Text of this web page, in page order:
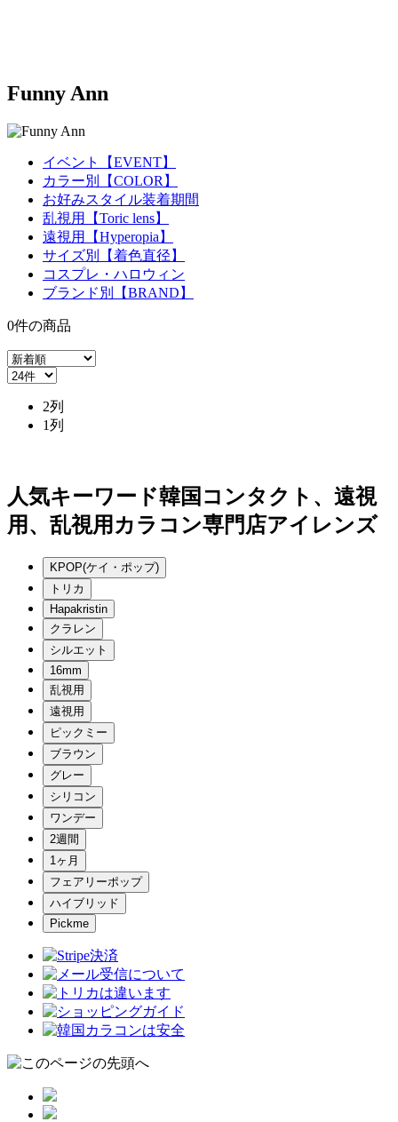
Funny Ann
イベント【EVENT】
カラー別【COLOR】
お好みスタイル装着期間
乱視用【Toric lens】
遠視用【Hyperopia】
サイズ別【着色直径】
コスプレ・ハロウィン
ブランド別【BRAND】
0件の商品
2列
1列
人気キーワード韓国コンタクト、遠視
用、乱視用カラコン専門店アイレンズ